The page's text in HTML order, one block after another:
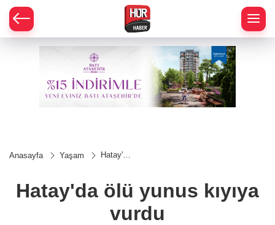
Anasayfa Yaşam
Hatay'da
kıyıya
vurdu
Hatay'da ölü yunus kıyıya
vurdu